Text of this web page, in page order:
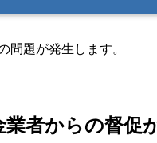
問題が発生します。
者からの督促